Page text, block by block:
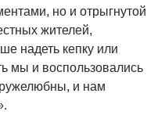
но и отрыгнутой
жителей,
надеть кепку или
мы и воспользовались
и нам